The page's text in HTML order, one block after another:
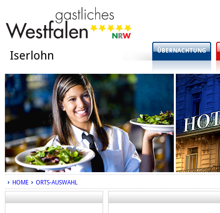
Iserlohn ÜBERNACHTUNG
HOME ORTS-AUSWAHL